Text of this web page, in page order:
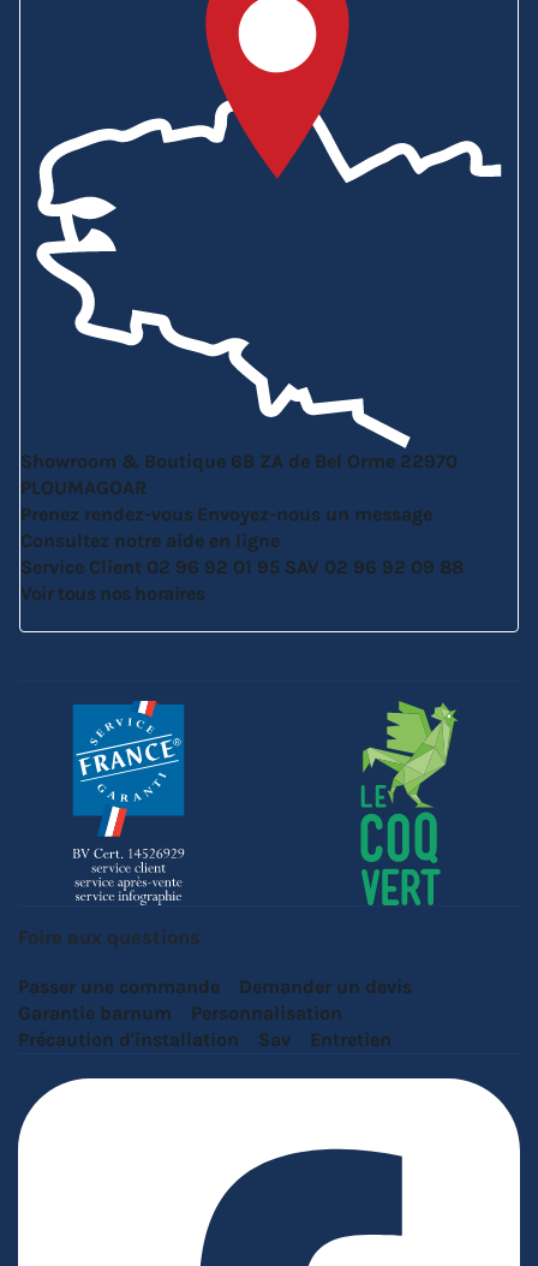
Showroom & Boutique 6B ZA de Bel Orme 22970
PLOUMAGOAR
Prenez rendez-vous Envoyez-nous un message
Consultez notre aide en ligne
Service Client 02 96 92 01 95 SAV 02 96 92 09 88
Voir tous nos horaires
Foire aux questions
Passer une commande
Demander un devis
Garantie barnum
Personnalisation
Précaution d'installation
Sav Entretien